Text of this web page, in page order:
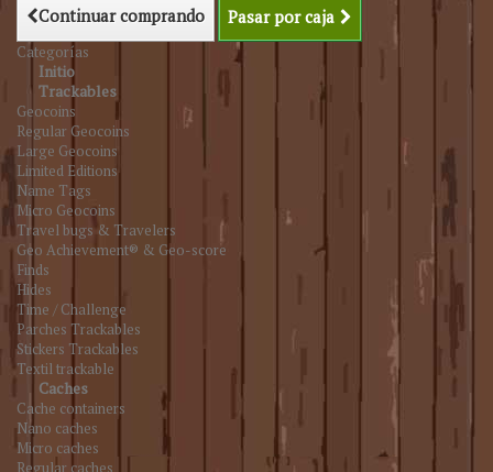
Continuar comprando Pasar por caja
Categorías
Initio
Trackables
Geocoins
Regular Geocoins
Large Geocoins
Limited Editions
Name Tags
Micro Geocoins
Travel bugs & Travelers
Geo Achievement® & Geo-score
Finds
Hides
Time / Challenge
Parches Trackables
Stickers Trackables
Textil trackable
Caches
Cache containers
Nano caches
Micro caches
Regular caches